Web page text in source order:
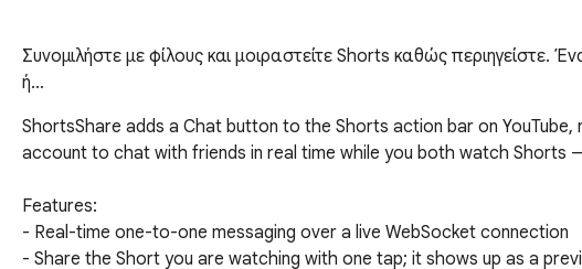
Συνομιλήστε με φίλους και μοιραστείτε Shorts καθώς περιηγείστε.
ή…
ShortsShare adds a Chat button to the Shorts action bar on
account to chat with friends in real time while you both watch Shorts
Features:
- Real-time one-to-one messaging over a live WebSocket connection
- Share the Short you are watching with one tap; it shows up as a